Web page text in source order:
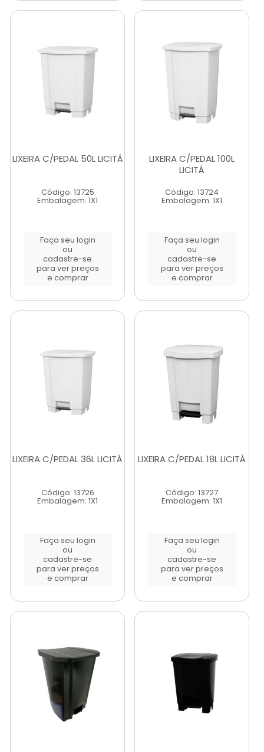
LIXEIRA C/PEDAL 50L LICITÁ
Código: 13725
Embalagem: 1X1
Faça seu login
ou
cadastre-se
para ver preços
e comprar
LIXEIRA C/PEDAL 100L
LICITÁ
Código: 13724
Embalagem: 1X1
Faça seu login
ou
cadastre-se
para ver preços
e comprar
LIXEIRA C/PEDAL 36L LICITÁ
Código: 13726
Embalagem: 1X1
Faça seu login
ou
cadastre-se
para ver preços
e comprar
LIXEIRA C/PEDAL 18L LICITÁ
Código: 13727
Embalagem: 1X1
Faça seu login
ou
cadastre-se
para ver preços
e comprar